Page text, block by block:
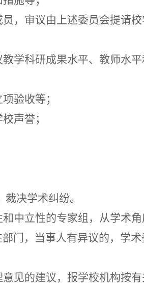
，审议由上述委员会提请
学科研成果水平、教师水
验收等；
声誉；
决学术纠纷。
中立性的专家组，从学术角
门，当事人有异议的，学
见的建议，报学校机构按有